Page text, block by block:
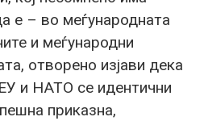
е – во меѓународната
и меѓународни
отворено изјави дека
и НАТО се идентични
приказна,